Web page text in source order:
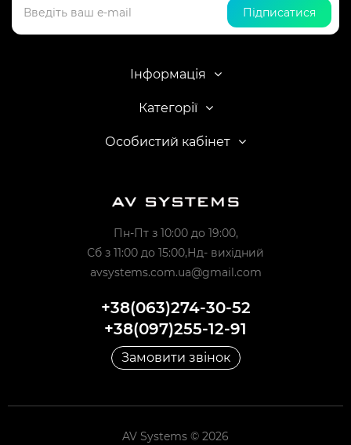
Підписатися
Інформація
Категорії
Особистий кабінет
Пн-Пт з 10:00 до 19:00,
Сб з 11:00 до 15:00,Нд- вихідний
avsystems.com.ua@gmail.com
+38(063)274-30-52
+38(097)255-12-91
Замовити звінок
AV Systems © 2026